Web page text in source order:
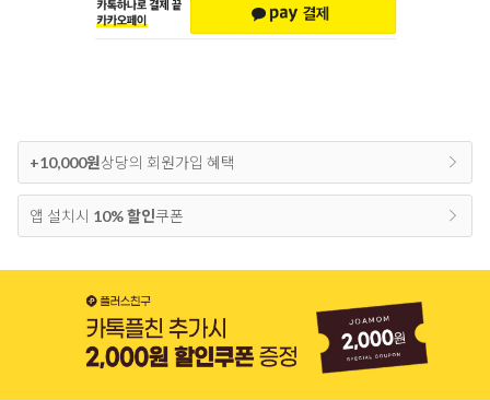
+10,000원상당의 회원가입 혜택
앱 설치시 10% 할인쿠폰